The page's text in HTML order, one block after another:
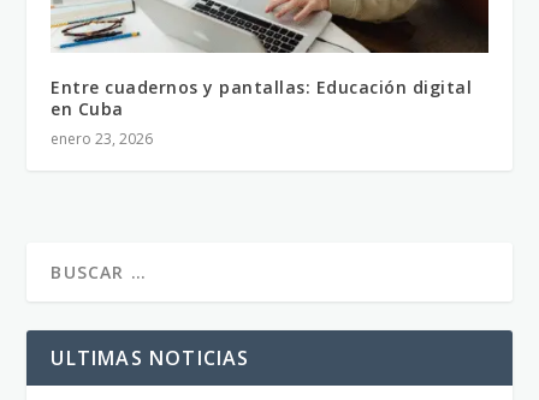
Entre cuadernos y pantallas: Educación digital
en Cuba
enero 23, 2026
ULTIMAS NOTICIAS